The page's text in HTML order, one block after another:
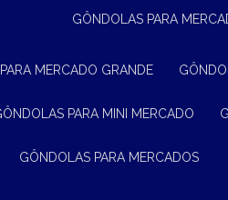
GÔNDOLAS PARA
PARA MERCADO GRANDE
GÔNDOLAS PARA MINI MERCADO
GÔNDOLAS PARA MERCADOS